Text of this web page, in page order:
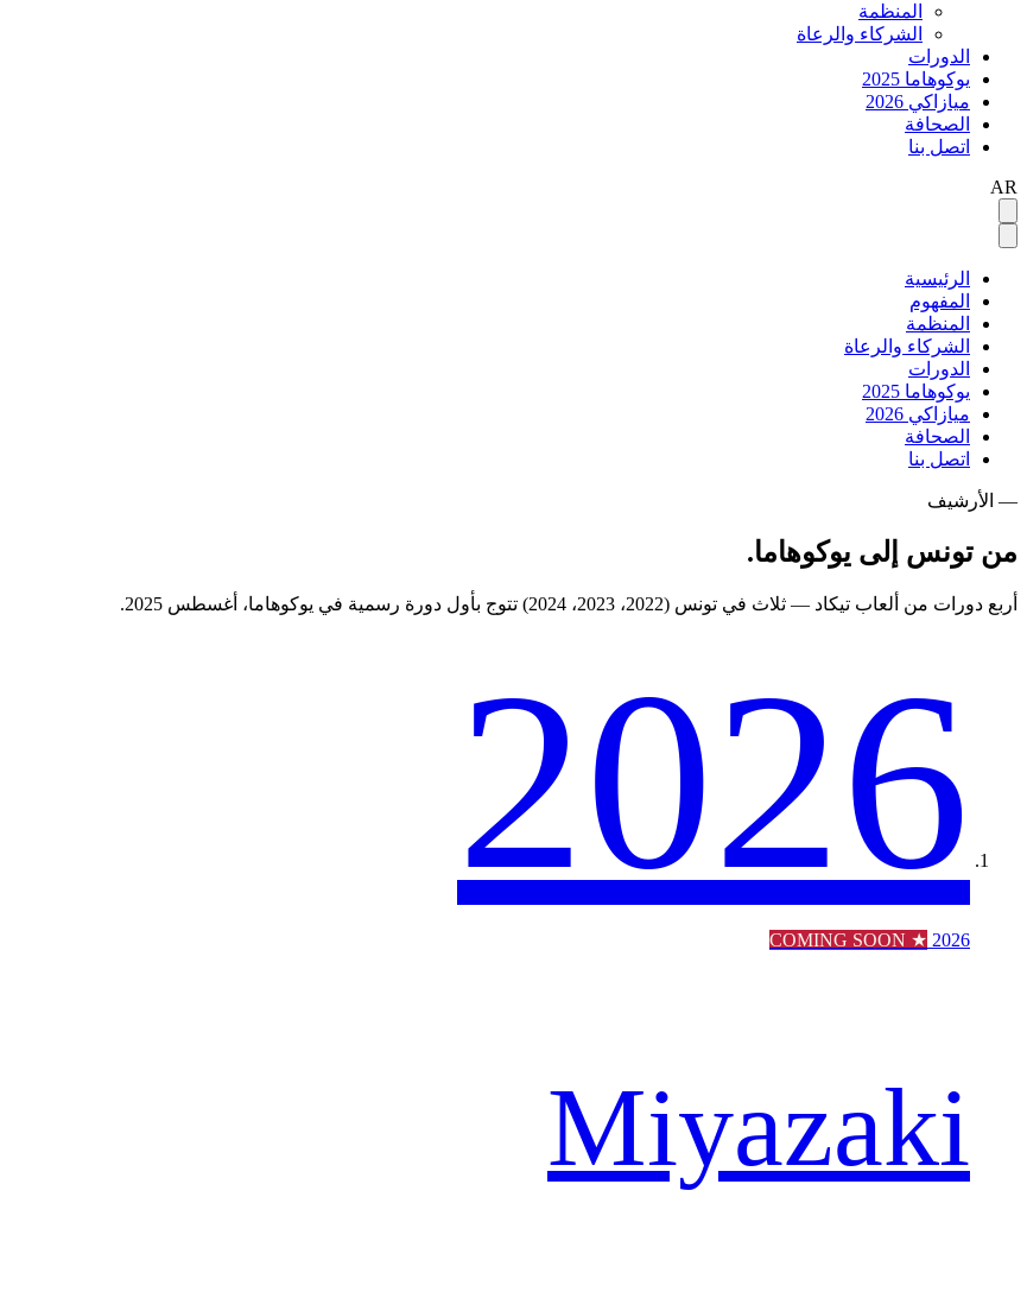
المنظمة
الشركاء والرعاة
الدورات
يوكوهاما 2025
ميازاكي 2026
الصحافة
اتصل بنا
AR
الرئيسية
المفهوم
المنظمة
الشركاء والرعاة
الدورات
يوكوهاما 2025
ميازاكي 2026
الصحافة
اتصل بنا
— الأرشيف
من تونس إلى يوكوهاما.
أربع دورات من ألعاب تيكاد — ثلاث في تونس (2022، 2023، 2024) تتوج بأول دورة رسمية في يوكوهاما، أغسطس 2025.
2026
2026
★ COMING SOON
Miyazaki